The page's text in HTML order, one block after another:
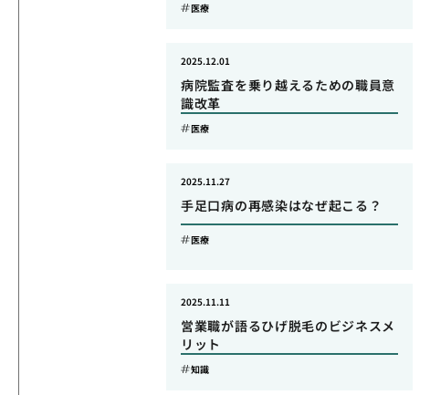
医療
病院監査を乗り越えるための職員意
識改革
2025.12.01
医療
手足口病の再感染はなぜ起こる？
2025.11.27
医療
営業職が語るひげ脱毛のビジネスメ
リット
2025.11.11
知識